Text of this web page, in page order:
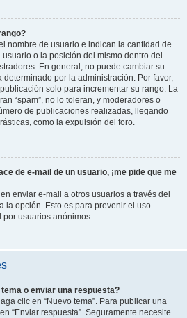
nombre de usuario e indican la cantidad de
o la posición del mismo dentro del
En general, no puede cambiar su
por la administración. Por favor,
solo para incrementar su rango. La
“spam”, no lo toleran, y moderadores o
de publicaciones realizadas, llegando
como la expulsión del foro.
de e-mail de un usuario, ¡me pide que me
enviar e-mail a otros usuarios a través del
la opción. Esto es para prevenir el uso
por usuarios anónimos.
o enviar una respuesta?
clic en “Nuevo tema”. Para publicar una
“Enviar respuesta”. Seguramente necesite